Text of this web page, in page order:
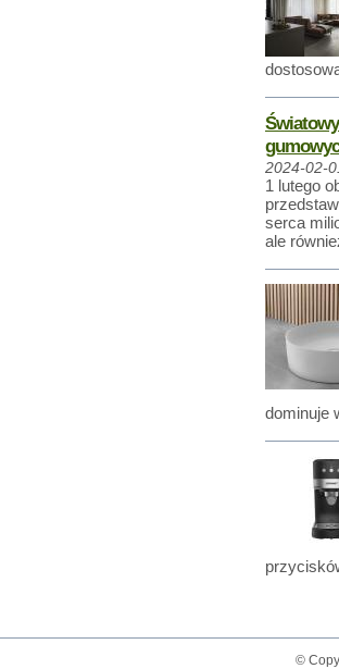
2024-02-
1 lutego
serca
ale
dominuje
©